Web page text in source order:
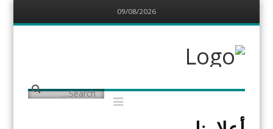
09/08/2026
Menu
Skip
content
مركز البدارين
Menu
Skip
content
Search